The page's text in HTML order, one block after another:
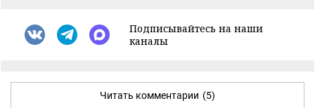
Подписывайтесь на наши
каналы
Читать комментарии (5)